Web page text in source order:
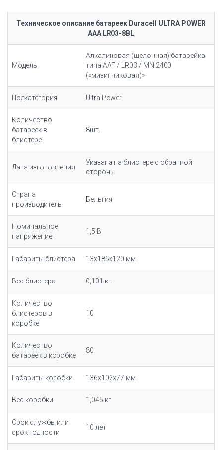
Техническое описание батареек Duracell ULTRA POWER
AAA LR03-8BL
Модель
Алкалиновая (щелочная) батарейка
типа AAF / LR03 / MN 2400
(«мизинчиковая)»
Подкатегория Ultra Power
Количество
батареек в
блистере
8шт.
Дата изготовления
Указана на блистере с обратной
стороны
Страна
производитель
Бельгия
Номинальное
напряжение
1,5 В
Габариты блистера 13х185х120 мм
Вес блистера 0,101 кг.
Количество
блистеров в
коробке
10
Количество
батареек в коробке
80
Габариты коробки 136х102х77 мм
Вес коробки 1,045 кг
Срок службы или
срок годности
10 лет